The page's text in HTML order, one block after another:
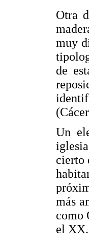
Otra
muy
de
Un
cierto
más
como
el XX.